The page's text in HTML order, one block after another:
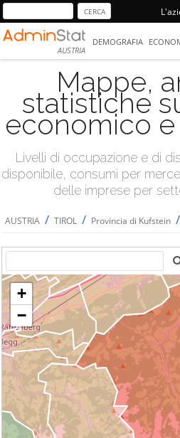
AUSTRIA
DEMOGRAFIA
Mappe,
statistiche
economico
Livelli di occupazione e di
disponibile, consumi per
delle imprese per
AUSTRIA / TIROL / Provincia di Kufstein /